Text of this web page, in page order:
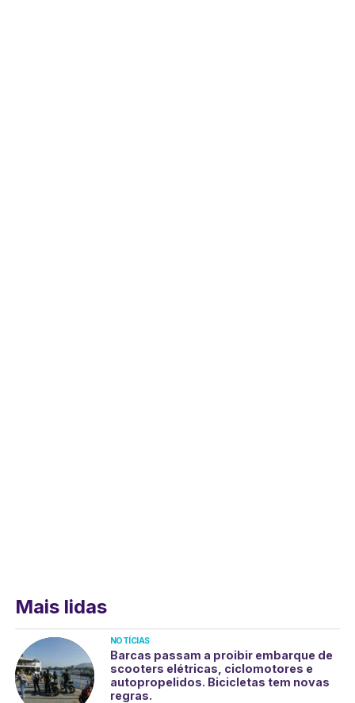
Mais lidas
NOTÍCIAS
Barcas passam a proibir embarque de
scooters elétricas, ciclomotores e
autopropelidos. Bicicletas tem novas
regras.